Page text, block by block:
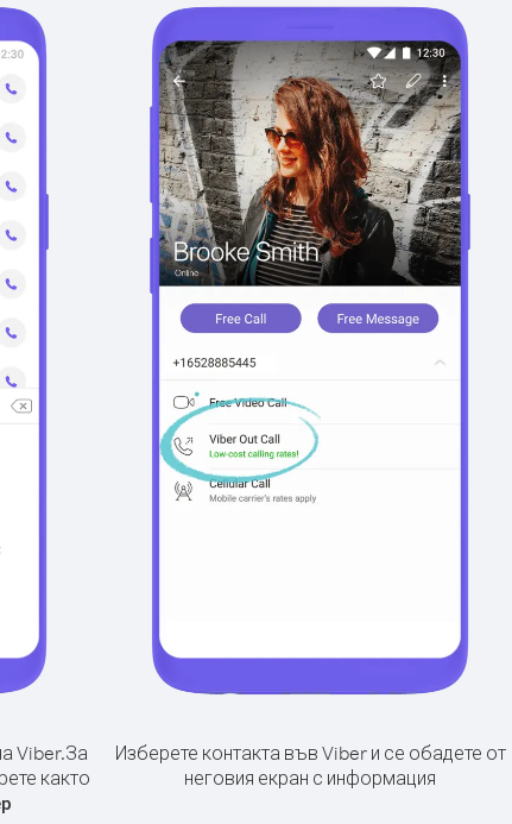
Viber.За
както
Изберете контакта във Viber и се обадете от
неговия екран с информация